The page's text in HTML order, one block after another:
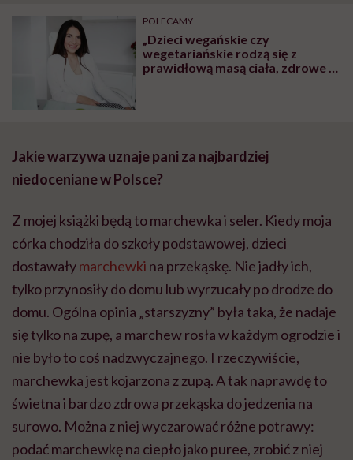
POLECAMY
„Dzieci wegańskie czy
wegetariańskie rodzą się z
prawidłową masą ciała, zdrowe i
Jakie warzywa uznaje pani za najbardziej
niedoceniane w Polsce?
Z mojej książki będą to marchewka i seler. Kiedy moja
córka chodziła do szkoły podstawowej, dzieci
dostawałymarchewki na przekąskę. Nie jadły ich,
tylko przynosiły do domu lub wyrzucały po drodze do
domu. Ogólna opinia „starszyzny” była taka, że nadaje
się tylko na zupę, a marchew rosła w każdym ogrodzie i
nie było to coś nadzwyczajnego. I rzeczywiście,
marchewka jest kojarzona z zupą. A tak naprawdę to
świetna i bardzo zdrowa przekąska do jedzenia na
surowo. Można z niej wyczarować różne potrawy:
podać marchewkę na ciepło jako puree, zrobić z niej